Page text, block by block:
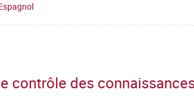
contrôle des